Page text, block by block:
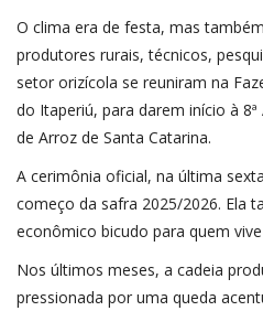
O clima era de festa, mas
produtores rurais, técnicos,
setor orizícola se reuniram na
do Itaperiú, para darem início à
de Arroz de Santa Catarina.
A cerimônia oficial, na última
começo da safra 2025/2026. Ela
econômico bicudo para quem
Nos últimos meses, a cadeia
pressionada por uma queda